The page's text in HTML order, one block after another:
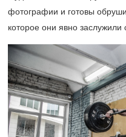
фотографии и готовы
которое они явно заслужили